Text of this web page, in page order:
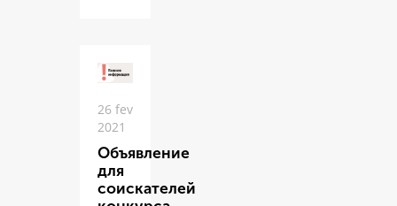
26 fev
2021
Объявление
для
соискателей